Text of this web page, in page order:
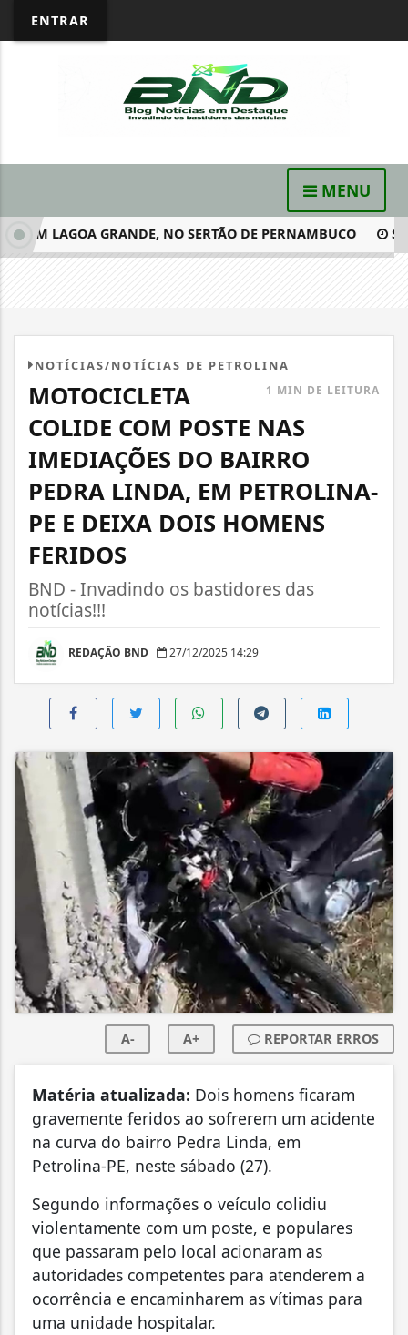
ENTRAR
MENU
LAGOA GRANDE, NO SERTÃO DE PERNAMBUCO
NOTÍCIAS/NOTÍCIAS DE PETROLINA
1 MIN DE LEITURA
MOTOCICLETA
COLIDE COM POSTE NAS
IMEDIAÇÕES DO BAIRRO
PEDRA LINDA, EM PETROLINA-
PE E DEIXA DOIS HOMENS
FERIDOS
BND - Invadindo os bastidores das
notícias!!!
REDAÇÃO BND 27/12/2025 14:29
A- A+ REPORTAR ERROS
Matéria atualizada: Dois homens ficaram
gravemente feridos ao sofrerem um acidente
na curva do bairro Pedra Linda, em
Petrolina-PE, neste sábado (27).
Segundo informações o veículo colidiu
violentamente com um poste, e populares
que passaram pelo local acionaram as
autoridades competentes para atenderem a
ocorrência e encaminharem as vítimas para
uma unidade hospitalar.